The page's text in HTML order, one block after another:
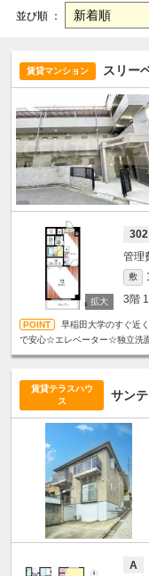
並び順 ：
賃貸マンション スリー
302
敷
3階
早稲田大学のすぐ近
で安心☆エレベーター☆独立洗
賃貸テラスハウ
ス
サン
A